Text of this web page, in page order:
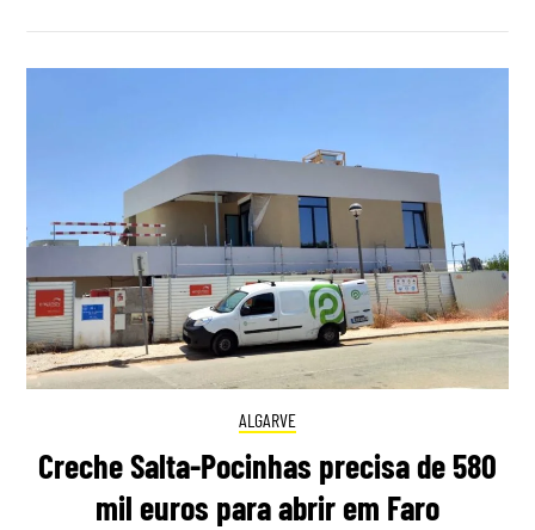
ALGARVE
Creche Salta-Pocinhas precisa de 580
mil euros para abrir em Faro